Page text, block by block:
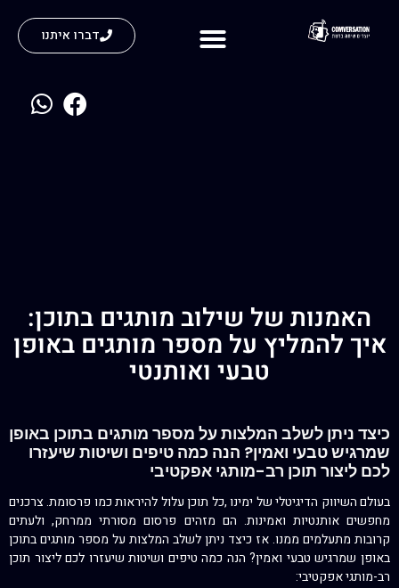
דברו איתנו
האמנות של שילוב מותגים בתוכן:
איך להמליץ על מספר מותגים באופן
טבעי ואותנטי
כיצד ניתן לשלב המלצות על מספר מותגים בתוכן באופן
שמרגיש טבעי ואמין? הנה כמה טיפים ושיטות שיעזרו
לכם ליצור תוכן רב-מותגי אפקטיבי
בעולם השיווק הדיגיטלי של ימינו ,כל תוכן עלול להיראות כמו פרסומת. צרכנים
מחפשים אותנטיות ואמינות. הם מזהים פרסום מסורתי ממרחק, ולעתים
קרובות מתעלמים ממנו. אז כיצד ניתן לשלב המלצות על מספר מותגים בתוכן
באופן שמרגיש טבעי ואמין? הנה כמה טיפים ושיטות שיעזרו לכם ליצור תוכן
רב-מותגי אפקטיבי: